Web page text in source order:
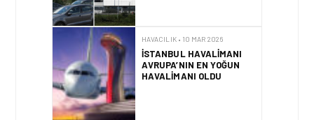
HAVACILIK • 10 MAR 2026
İSTANBUL HAVALIMANI
AVRUPA’NIN EN YOĞUN
HAVALIMANI OLDU